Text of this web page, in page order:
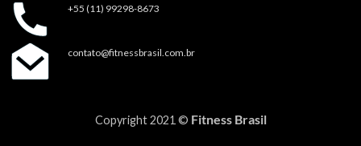
+55 (11) 99298-8673
contato@fitnessbrasil.com.br
Copyright 2021 © Fitness Brasil